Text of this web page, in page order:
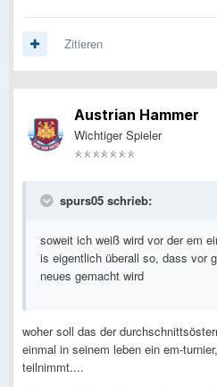
Zitieren
Austrian Hammer
Wichtiger Spieler
spurs05 schrieb:
soweit ich weiß wird vor der em
is eigentlich überall so, dass vor
neues gemacht wird
woher soll das der
einmal in seinem leben ein em-
teilnimmt....